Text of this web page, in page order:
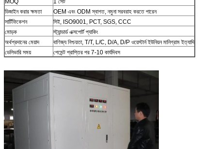
MOQ
1 সেট
ডিজাইন করার ক্ষমতা
OEM এবং ODM স্বাগত, নমুনা সরবরাহ করতে পারেন
সার্টিফিকেশন
সিই, ISO9001, PCT, SGS, CCC
মোড়ক
স্ট্যান্ডার্ড এক্সপোর্ট প্যাকিং
অর্থপ্রদানের মেয়াদ
বাণিজ্য নিশ্চয়তা, T/T, L/C, D/A, D/P ওয়েস্টার্ন ইউনিয়ন মানিগ্রাম ইত্যাদি
ডেলিভারি সময়
পেমেন্ট প্রাপ্তির পর 7-10 কার্যদিবস